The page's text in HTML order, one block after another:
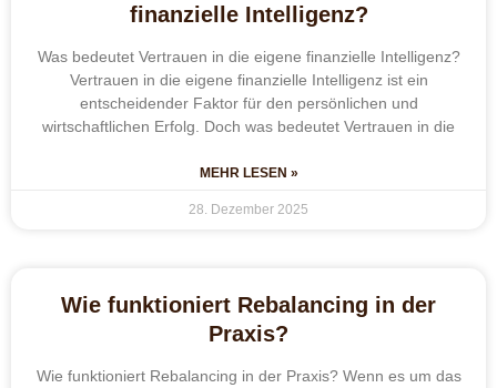
finanzielle Intelligenz?
Was bedeutet Vertrauen in die eigene finanzielle Intelligenz?
Vertrauen in die eigene finanzielle Intelligenz ist ein
entscheidender Faktor für den persönlichen und
wirtschaftlichen Erfolg. Doch was bedeutet Vertrauen in die
MEHR LESEN »
28. Dezember 2025
Wie funktioniert Rebalancing in der
Praxis?
Wie funktioniert Rebalancing in der Praxis? Wenn es um das